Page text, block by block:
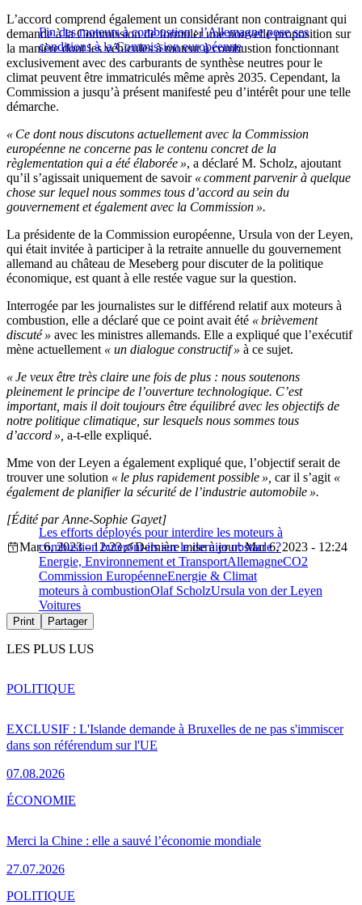
Fin des moteurs à combustion : l’Allemagne pose ses
conditions à la Commission européenne
L’accord comprend également un considérant non contraignant qui
demande à la Commission de formuler une nouvelle proposition sur
la manière dont les véhicules à moteur à combustion fonctionnant
exclusivement avec des carburants de synthèse neutres pour le
climat peuvent être immatriculés même après 2035. Cependant, la
Commission a jusqu’à présent manifesté peu d’intérêt pour une telle
démarche.
« Ce dont nous discutons actuellement avec la Commission
européenne ne concerne pas le contenu concret de la
règlementation qui a été élaborée », a déclaré M. Scholz, ajoutant
qu’il s’agissait uniquement de savoir « comment parvenir à quelque
chose sur lequel nous sommes tous d’accord au sein du
gouvernement et également avec la Commission ».
La présidente de la Commission européenne, Ursula von der Leyen,
qui était invitée à participer à la retraite annuelle du gouvernement
allemand au château de Meseberg pour discuter de la politique
économique, est quant à elle restée vague sur la question.
Interrogée par les journalistes sur le différend relatif aux moteurs à
combustion, elle a déclaré que ce point avait été « brièvement
discuté » avec les ministres allemands. Elle a expliqué que l’exécutif
mène actuellement « un dialogue constructif » à ce sujet.
« Je veux être très claire une fois de plus : nous soutenons
pleinement le principe de l’ouverture technologique. C’est
important, mais il doit toujours être équilibré avec les objectifs de
notre politique climatique, sur lesquels nous sommes tous
d’accord », a-t-elle expliqué.
Mme von der Leyen a également expliqué que, l’objectif serait de
trouver une solution « le plus rapidement possible », car il s’agit «
également de planifier la sécurité de l’industrie automobile ».
Les efforts déployés pour interdire les moteurs à
combustion buteront-ils sur le dernier obstacle ?
[Édité par Anne-Sophie Gayet]
Mar 6, 2023 - 12:23
Dernière mise à jour: Mar 6, 2023 - 12:24
Energie, Environnement et TransportAllemagneCO2
Commission EuropéenneEnergie & Climat
moteurs à combustionOlaf ScholzUrsula von der Leyen
Voitures
Print Partager
LES PLUS LUS
EXCLUSIF : L'Islande demande à Bruxelles de ne pas s'immiscer
dans son référendum sur l'UE
07.08.2026
POLITIQUE
Merci la Chine : elle a sauvé l’économie mondiale
27.07.2026
ÉCONOMIE
POLITIQUE